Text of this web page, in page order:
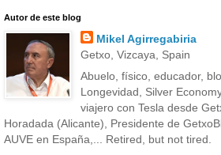
Autor de este blog
Mikel Agirregabiria
Getxo, Vizcaya, Spain
Abuelo, físico, educador,
Longevidad, Silver
viajero con Tesla desde
Horadada (Alicante), Presidente de
AUVE en España,... Retired, but not tired.